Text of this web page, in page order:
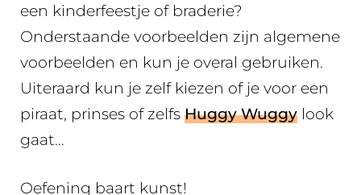
een kinderfeestje of braderie?
Onderstaande voorbeelden zijn algemene
voorbeelden en kun je overal gebruiken.
Uiteraard kun je zelf kiezen of je voor een
piraat, prinses of zelfs Huggy Wuggy look
gaat…
Oefening baart kunst!